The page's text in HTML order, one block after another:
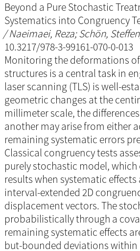
Beyond a Pure Stochastic
Systematics into Congruency
Naeimaei, Reza; Schön,
10.3217/978-3-99161-070-0-013
Monitoring the deformations
structures is a central task in
laser scanning (TLS) is well-
geometric changes at the
millimeter scale, the
another may arise from either
remaining systematic errors
Classical congruency tests
purely stochastic model,
results when systematic
interval-extended 2D
displacement vectors. The
probabilistically through a
remaining systematic effects
but-bounded deviations within